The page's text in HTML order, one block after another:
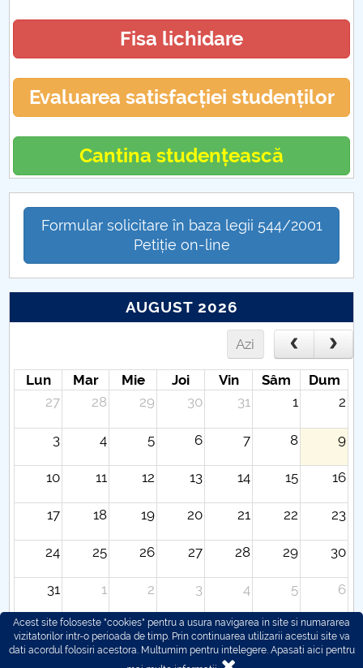
PROIECT MINOREC
Current Trends in Natural Sciences
Fisa lichidare
Evaluarea satisfacției studenților
Cantina studențească
Formular solicitare în baza legii 544/2001
Petiție on-line
AUGUST 2026
Azi
Lun Mar Mie Joi Vin Sâm
Dum
27
28 29 30 31 1 2
3 4 5 6 7 8 9
10 11 12 13 14 15 16
17 18 19 20 21 22 23
24 25 26 27 28 29 30
31 1 2 3 4 5 6
Acest site foloseste "cookies" pentru a usura navigarea in site si numararea
vizitatorilor intr-o perioada de timp. Prin continuarea utilizarii acestui site va
dati acordul folosiri acestora. Multumim pentru intelegere. Apasati aici pentru